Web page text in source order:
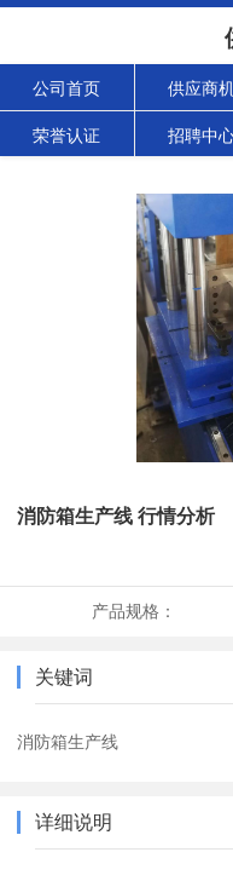
公司首页 供应商
荣誉认证 招聘中
消防箱生产线 行情分析
产品规格：
关键词
消防箱生产线
详细说明